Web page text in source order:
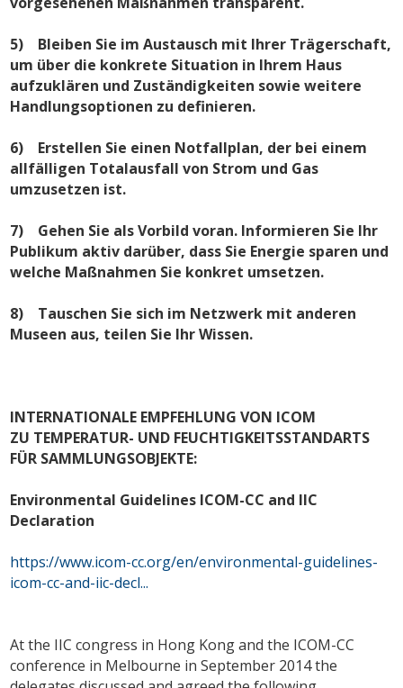
5) Bleiben Sie im Austausch mit Ihrer Trägerschaft,
um über die konkrete Situation in Ihrem Haus
aufzuklären und Zuständigkeiten sowie weitere
Handlungsoptionen zu definieren.
6) Erstellen Sie einen Notfallplan, der bei einem
allfälligen Totalausfall von Strom und Gas
umzusetzen ist.
7) Gehen Sie als Vorbild voran. Informieren Sie Ihr
Publikum aktiv darüber, dass Sie Energie sparen und
welche Maßnahmen Sie konkret umsetzen.
8) Tauschen Sie sich im Netzwerk mit anderen
Museen aus, teilen Sie Ihr Wissen.
INTERNATIONALE EMPFEHLUNG VON ICOM
ZU TEMPERATUR- UND FEUCHTIGKEITSSTANDARTS
FÜR SAMMLUNGSOBJEKTE:
Environmental Guidelines ICOM-CC and IIC
Declaration
https://www.icom-cc.org/en/environmental-guidelines-
icom-cc-and-iic-decl...
At the IIC congress in Hong Kong and the ICOM-CC
conference in Melbourne in September 2014 the